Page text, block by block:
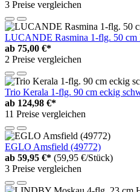
3 Preise vergleichen
LUCANDE Rasmina 1-flg. 50 cm
ab 75,00 €*
2 Preise vergleichen
Trio Kerala 1-flg. 90 cm eckig
ab 124,98 €*
11 Preise vergleichen
EGLO Amsfield (49772)
ab 59,95 €* (59,95 €/Stück)
3 Preise vergleichen